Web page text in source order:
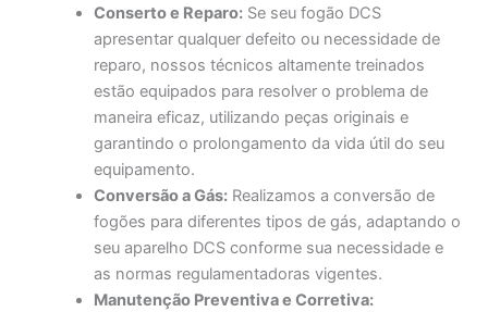
Conserto e Reparo: Se seu fogão DCS
apresentar qualquer defeito ou necessidade de
reparo, nossos técnicos altamente treinados
estão equipados para resolver o problema de
maneira eficaz, utilizando peças originais e
garantindo o prolongamento da vida útil do seu
equipamento.
Conversão a Gás: Realizamos a conversão de
fogões para diferentes tipos de gás, adaptando o
seu aparelho DCS conforme sua necessidade e
as normas regulamentadoras vigentes.
Manutenção Preventiva e Corretiva: